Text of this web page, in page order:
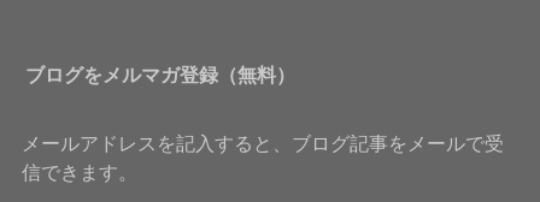
ブログをメルマガ登録（無料）
メールアドレスを記入すると、ブログ記事をメールで受
信できます。